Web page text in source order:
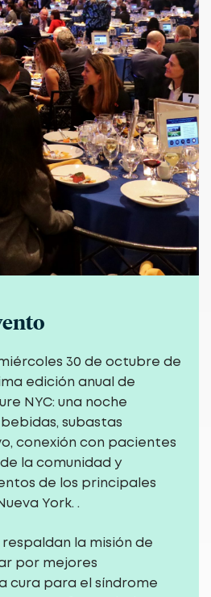
30 de octubre de
edición anual de
NYC: una noche
subastas
conexión con pacientes
la comunidad y
de los principales
York. .
respaldan la misión de
por mejores
cura para el síndrome